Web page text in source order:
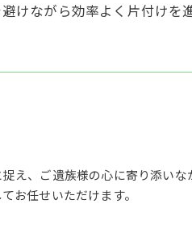
ながら効率よく片付けを
え、ご遺族様の心に寄り添い
お任せいただけます。